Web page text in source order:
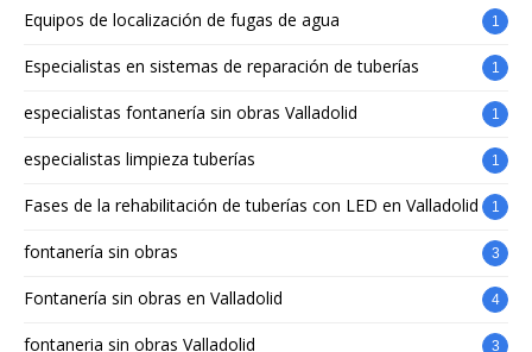
Equipos de localización de fugas de agua 1
Especialistas en sistemas de reparación de tuberías 1
especialistas fontanería sin obras Valladolid 1
especialistas limpieza tuberías 1
Fases de la rehabilitación de tuberías con LED en Valladolid 1
fontanería sin obras 3
Fontanería sin obras en Valladolid 4
fontaneria sin obras Valladolid 3